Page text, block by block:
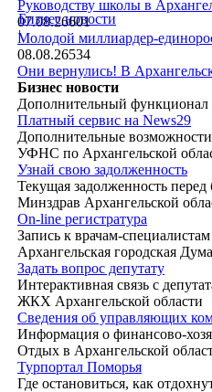
Бизнес новости
|
Руководству школы в
07.08.26601
Молодой миллиардер-
08.08.26534
Они вернулись! В
Бизнес новости
Дополнительный функционал
Платный сервис на News29
Дополнительные возможности
УФНС по Архангельской
Узнай свою задолженность
Текущая задолженность
Минздрав Архангельской
On-line регистратура
Запись к врачам-
Архангельская городская Дума
Задать вопрос депутату
Интерактивная связь с
ЖКХ Архангельской области
Сведения об управляющих
Информация о финансово-
Отдых в Архангельской
Турпортал Поморья
Где остановиться, как